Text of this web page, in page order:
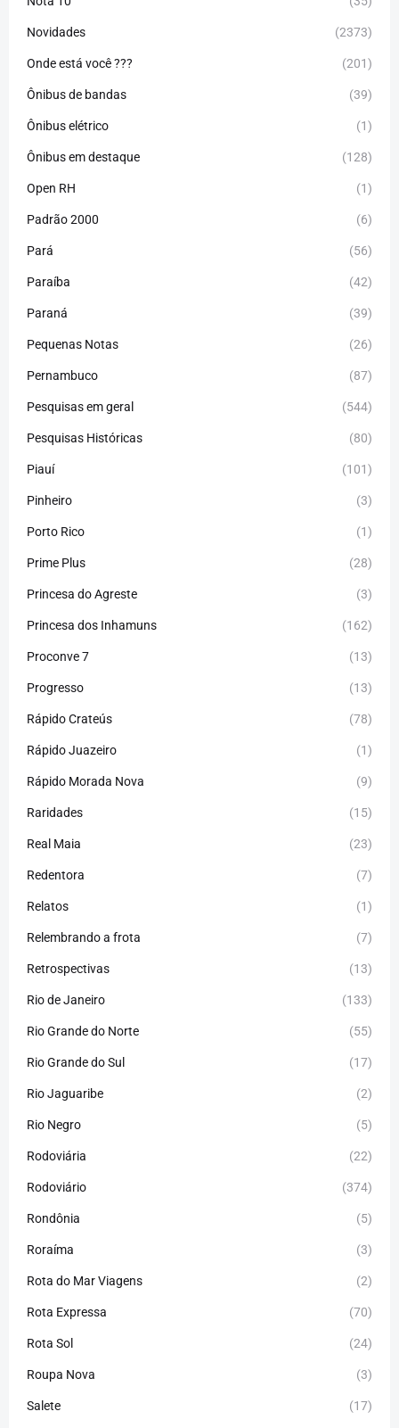
Novidades (2373)
Onde está você ??? (201)
Ônibus de bandas (39)
Ônibus elétrico (1)
Ônibus em destaque (128)
Open RH (1)
Padrão 2000 (6)
Pará (56)
Paraíba (42)
Paraná (39)
Pequenas Notas (26)
Pernambuco (87)
Pesquisas em geral (544)
Pesquisas Históricas (80)
Piauí (101)
Pinheiro (3)
Porto Rico (1)
Prime Plus (28)
Princesa do Agreste (3)
Princesa dos Inhamuns (162)
Proconve 7 (13)
Progresso (13)
Rápido Crateús (78)
Rápido Juazeiro (1)
Rápido Morada Nova (9)
Raridades (15)
Real Maia (23)
Redentora (7)
Relatos (1)
Relembrando a frota (7)
Retrospectivas (13)
Rio de Janeiro (133)
Rio Grande do Norte (55)
Rio Grande do Sul (17)
Rio Jaguaribe (2)
Rio Negro (5)
Rodoviária (22)
Rodoviário (374)
Rondônia (5)
Roraíma (3)
Rota do Mar Viagens (2)
Rota Expressa (70)
Rota Sol (24)
Roupa Nova (3)
Salete (17)